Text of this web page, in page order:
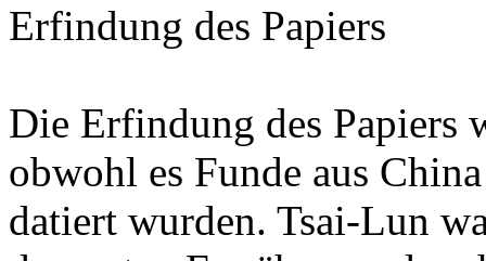
Erfindung des Papiers
Die Erfindung des Papiers
obwohl es Funde aus
datiert wurden. Tsai-Lun